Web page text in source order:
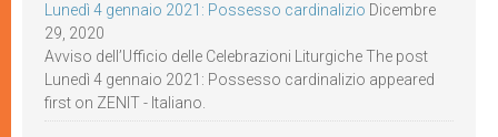
Lunedì 4 gennaio 2021: Possesso cardinalizio Dicembre
29, 2020
Avviso dell’Ufficio delle Celebrazioni Liturgiche The post
Lunedì 4 gennaio 2021: Possesso cardinalizio appeared
first on ZENIT - Italiano.